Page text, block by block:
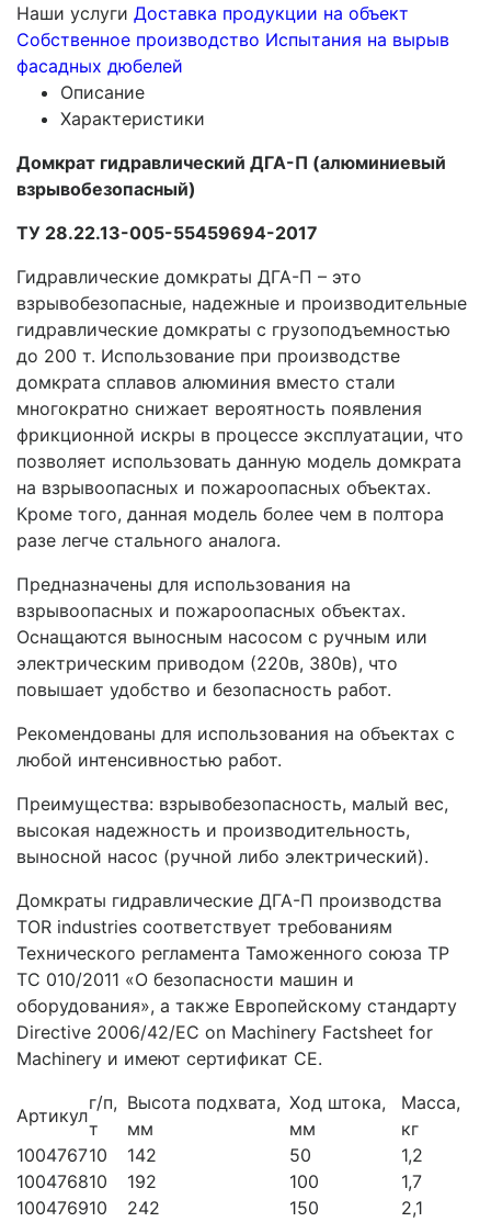
Наши услуги Доставка продукции на объект
Собственное производство Испытания на вырыв
фасадных дюбелей
Описание
Характеристики
Домкрат гидравлический ДГА-П (алюминиевый
взрывобезопасный)
ТУ 28.22.13-005-55459694-2017
Гидравлические домкраты ДГА-П – это
взрывобезопасные, надежные и производительные
гидравлические домкраты с грузоподъемностью
до 200 т. Использование при производстве
домкрата сплавов алюминия вместо стали
многократно снижает вероятность появления
фрикционной искры в процессе эксплуатации, что
позволяет использовать данную модель домкрата
на взрывоопасных и пожароопасных объектах.
Кроме того, данная модель более чем в полтора
разе легче стального аналога.
Предназначены для использования на
взрывоопасных и пожароопасных объектах.
Оснащаются выносным насосом с ручным или
электрическим приводом (220в, 380в), что
повышает удобство и безопасность работ.
Рекомендованы для использования на объектах с
любой интенсивностью работ.
Преимущества: взрывобезопасность, малый вес,
высокая надежность и производительность,
выносной насос (ручной либо электрический).
Домкраты гидравлические ДГА-П производства
TOR industries соответствует требованиям
Технического регламента Таможенного союза ТР
ТС 010/2011 «О безопасности машин и
оборудования», а также Европейскому стандарту
Directive 2006/42/EC on Machinery Factsheet for
Machinery и имеют сертификат CE.
Артикул
г/п,
т
Высота подхвата,
мм
Ход штока,
мм
Масса,
кг
100476710 142 50
1,2
100476810 192 100
1,7
100476910 242 150
2,1